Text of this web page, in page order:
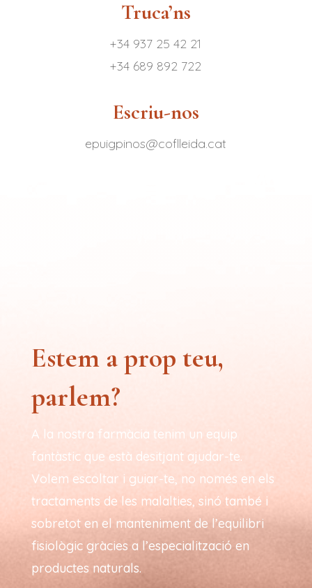
Truca’ns
+34 937 25 42 21
+34 689 892 722
Escriu-nos
epuigpinos@coflleida.cat
Estem a prop teu,
parlem?
A la nostra farmàcia tenim un equip
fantàstic que està desitjant ajudar-te.
Volem escoltar i guiar-te, no només en els
tractaments de les malalties, sinó també i
sobretot en el manteniment de l’equilibri
fisiològic gràcies a l’especialització en
productes naturals.